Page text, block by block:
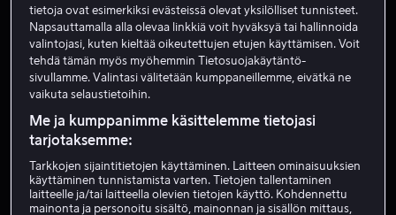
Venetsian kauppias
7.0 Draama 2004
HD
Vuokraa 3,99 €
tietoja ovat esimerkiksi evästeissä olevat yksilölliset tunnisteet.
Napsauttamalla alla olevaa linkkiä voit hyväksyä tai hallinnoida
valintojasi, kuten kieltää oikeutettujen etujen käyttämisen. Voit
tehdä tämän myös myöhemmin Tietosuojakäytäntö-
sivullamme. Valintasi välitetään kumppaneillemme, eivätkä ne
vaikuta selaustietoihin.
Me ja kumppanimme käsittelemme tietojasi
tarjotaksemme:
Tarkkojen sijaintitietojen käyttäminen. Laitteen ominaisuuksien
käyttäminen tunnistamista varten. Tietojen tallentaminen
laitteelle ja/tai laitteella olevien tietojen käyttö. Kohdennettu
mainonta ja personoitu sisältö, mainonnan ja sisällön mittaus,